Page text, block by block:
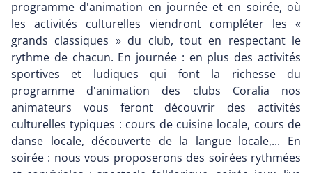
programme d'animation en journée et en soirée, où
les activités culturelles viendront compléter les «
grands classiques » du club, tout en respectant le
rythme de chacun. En journée : en plus des activités
sportives et ludiques qui font la richesse du
programme d'animation des clubs Coralia nos
animateurs vous feront découvrir des activités
culturelles typiques : cours de cuisine locale, cours de
danse locale, découverte de la langue locale,... En
soirée : nous vous proposerons des soirées rythmées